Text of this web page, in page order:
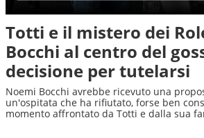
Totti e il mistero dei
Bocchi al centro del
decisione per tutelarsi
Noemi Bocchi avrebbe ricevuto una
un'ospitata che ha rifiutato, forse ben
momento affrontato da Totti e dalla sua